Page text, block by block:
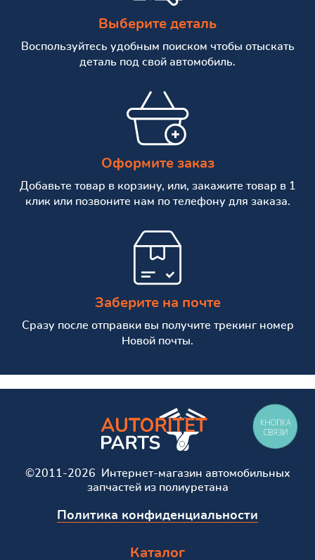
Выберите деталь
Воспользуйтесь удобным поиском чтобы отыскать
деталь под свой автомобиль.
Оформите заказ
Добавьте товар в корзину, или, закажите товар в 1
клик или позвоните нам по телефону для заказа.
Заберите на почте
Сразу после отправки вы получите трекинг номер
Новой почты.
©2011-2026 Интернет-магазин автомобильных
запчастей из полиуретана
Политика конфиденциальности
Каталог
КНОПКА
СВЯЗИ